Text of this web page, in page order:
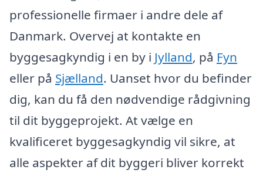
professionelle firmaer i andre dele af
Danmark. Overvej at kontakte en
byggesagkyndig i en by i Jylland, på Fyn
eller på Sjælland. Uanset hvor du befinder
dig, kan du få den nødvendige rådgivning
til dit byggeprojekt. At vælge en
kvalificeret byggesagkyndig vil sikre, at
alle aspekter af dit byggeri bliver korrekt